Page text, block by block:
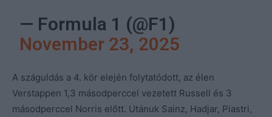
— Formula 1 (@F1)
November 23, 2025
A száguldás a 4. kör elején folytatódott, az élen
Verstappen 1,3 másodperccel vezetett Russell és 3
másodperccel Norris előtt. Utánuk Sainz, Hadjar, Piastri,